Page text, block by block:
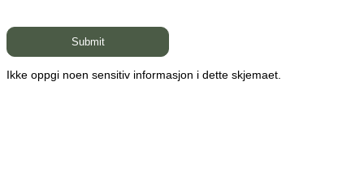
Ikke oppgi noen sensitiv informasjon i dette skjemaet.